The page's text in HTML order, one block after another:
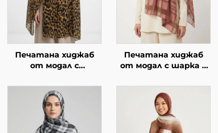
Печатана хиджаб
от модал с
– леопардови петна
Печатана хиджаб
от модал с шарка в